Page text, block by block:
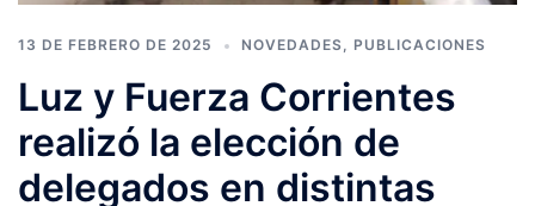
13 DE FEBRERO DE 2025 NOVEDADES PUBLICACIONES
Luz y Fuerza Corrientes
realizó la elección de
delegados en distintas